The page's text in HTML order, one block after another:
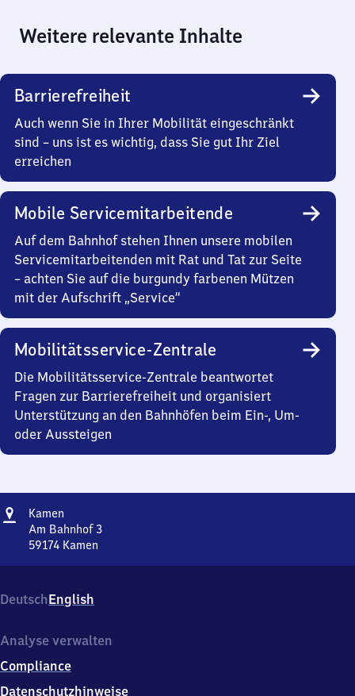
Weitere relevante Inhalte
Barrierefreiheit
Auch wenn Sie in Ihrer Mobilität eingeschränkt
sind – uns ist es wichtig, dass Sie gut Ihr Ziel
erreichen
Mobile Servicemitarbeitende
Auf dem Bahnhof stehen Ihnen unsere mobilen
Servicemitarbeitenden mit Rat und Tat zur Seite
– achten Sie auf die burgundy farbenen Mützen
mit der Aufschrift „Service“
Mobilitätsservice-Zentrale
Die Mobilitätsservice-Zentrale beantwortet
Fragen zur Barrierefreiheit und organisiert
Unterstützung an den Bahnhöfen beim Ein-, Um-
oder Aussteigen
Adresse
Kamen
Am Bahnhof 3
59174 Kamen
Bahnhof
3,
9
7
4
DeutschEnglish
Analyse verwalten
Compliance
Datenschutzhinweise